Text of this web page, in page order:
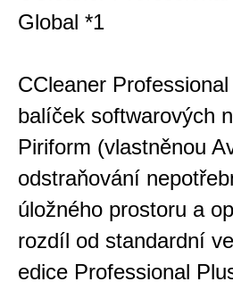
Global *1
CCleaner
balíček softwarových
Piriform (vlastněnou
odstraňování
úložného prostoru a
rozdíl od standardní
edice Professional